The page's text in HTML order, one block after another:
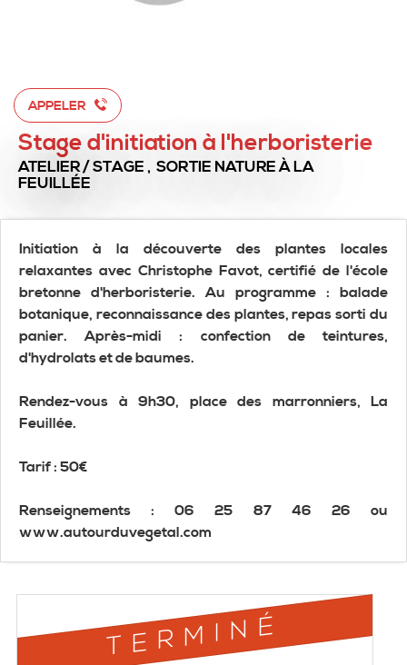
APPELER
Stage d'initiation à l'herboristerie
ATELIER / STAGE , SORTIE NATUREÀ LA
FEUILLÉE
Initiation à la découverte des plantes locales
relaxantes avec Christophe Favot, certifié de l'école
bretonne d'herboristerie. Au programme : balade
botanique, reconnaissance des plantes, repas sorti du
panier. Après-midi : confection de teintures,
d'hydrolats et de baumes.
Rendez-vous à 9h30, place des marronniers, La
Feuillée.
Tarif : 50€
Renseignements : 06 25 87 46 26 ou
www.autourduvegetal.com
TERMINÉ